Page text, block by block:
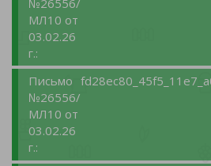
№26556/
МЛ10 от
03.02.26
г.:
Письмо
№26556/
МЛ10 от
03.02.26
г.: